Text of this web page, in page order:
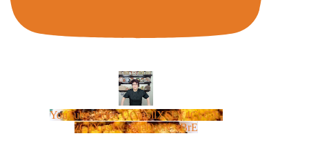
YouTube Video UCm5llXSLY4CyCX-
zC8XosTw_huaQwN_rBrE